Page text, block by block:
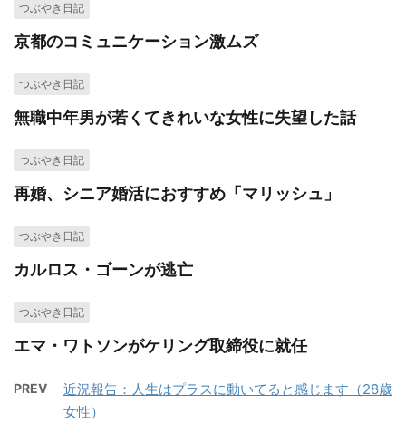
つぶやき日記
京都のコミュニケーション激ムズ
つぶやき日記
無職中年男が若くてきれいな女性に失望した話
つぶやき日記
再婚、シニア婚活におすすめ「マリッシュ」
つぶやき日記
カルロス・ゴーンが逃亡
つぶやき日記
エマ・ワトソンがケリング取締役に就任
PREV
近況報告：人生はプラスに動いてると感じます（28歳
女性）